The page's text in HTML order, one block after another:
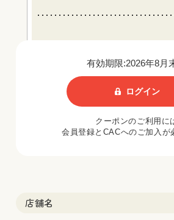
有効期限:2026年8月
ログイン
クーポンのご利用に
会員登録とCACへのご加入が
店舗名